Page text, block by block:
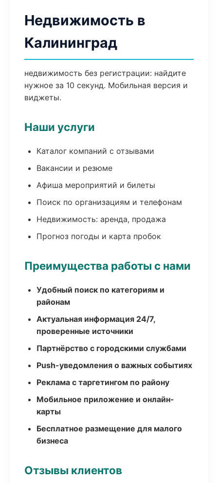
Недвижимость в
Калининград
недвижимость без регистрации: найдите
нужное за 10 секунд. Мобильная версия и
виджеты.
Наши услуги
Каталог компаний с отзывами
Вакансии и резюме
Афиша мероприятий и билеты
Поиск по организациям и телефонам
Недвижимость: аренда, продажа
Прогноз погоды и карта пробок
Преимущества работы с нами
Удобный поиск по категориям и
районам
Актуальная информация 24/7,
проверенные источники
Партнёрство с городскими службами
Push-уведомления о важных событиях
Реклама с таргетингом по району
Мобильное приложение и онлайн-
карты
Бесплатное размещение для малого
бизнеса
Отзывы клиентов